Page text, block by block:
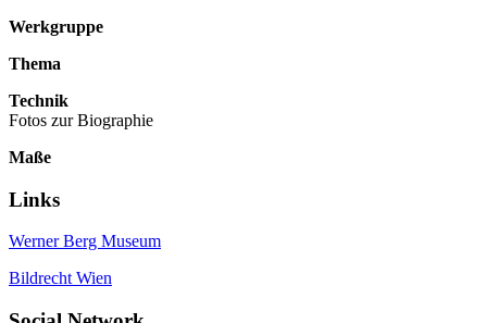
Werkgruppe
Thema
Technik
Fotos zur Biographie
Maße
Links
Werner Berg Museum
Bildrecht Wien